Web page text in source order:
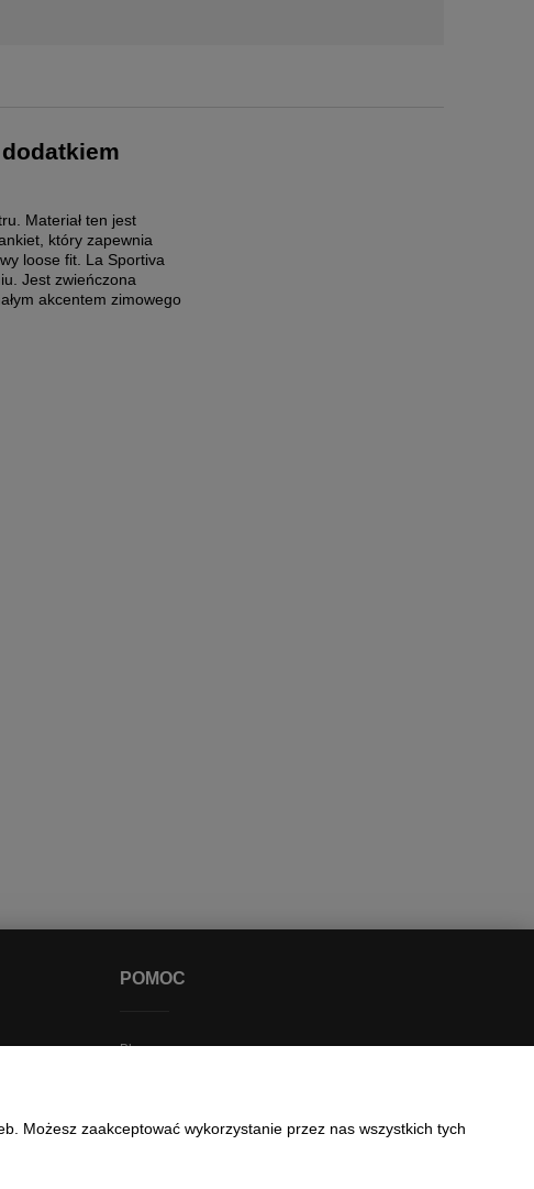
kosztów
Materiał ten jest
który zapewnia
loose fit. La Sportiva
Jest zwieńczona
akcentem zimowego
POMOC
Blog
Status zamówienia
Możesz zaakceptować wykorzystanie przez nas wszystkich tych